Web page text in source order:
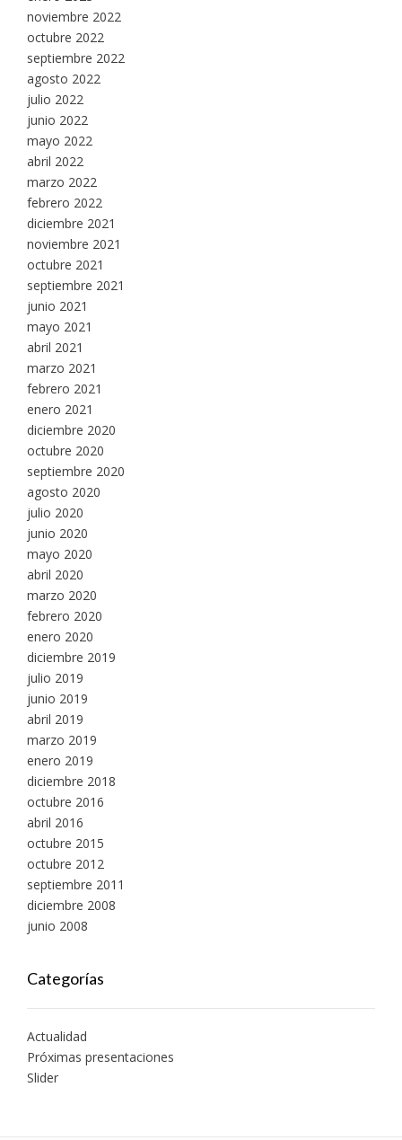
noviembre 2022
octubre 2022
septiembre 2022
agosto 2022
julio 2022
junio 2022
mayo 2022
abril 2022
marzo 2022
febrero 2022
diciembre 2021
noviembre 2021
octubre 2021
septiembre 2021
junio 2021
mayo 2021
abril 2021
marzo 2021
febrero 2021
enero 2021
diciembre 2020
octubre 2020
septiembre 2020
agosto 2020
julio 2020
junio 2020
mayo 2020
abril 2020
marzo 2020
febrero 2020
enero 2020
diciembre 2019
julio 2019
junio 2019
abril 2019
marzo 2019
enero 2019
diciembre 2018
octubre 2016
abril 2016
octubre 2015
octubre 2012
septiembre 2011
diciembre 2008
junio 2008
Categorías
Actualidad
Próximas presentaciones
Slider